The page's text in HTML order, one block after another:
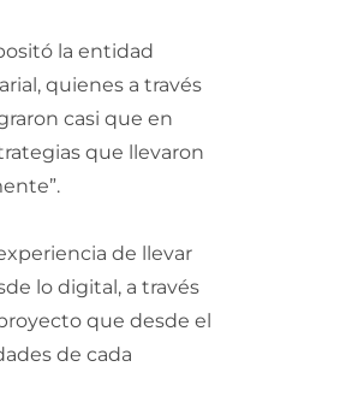
la entidad
quienes a través
casi que en
que llevaron
de llevar
lo digital, a través
que desde el
de cada